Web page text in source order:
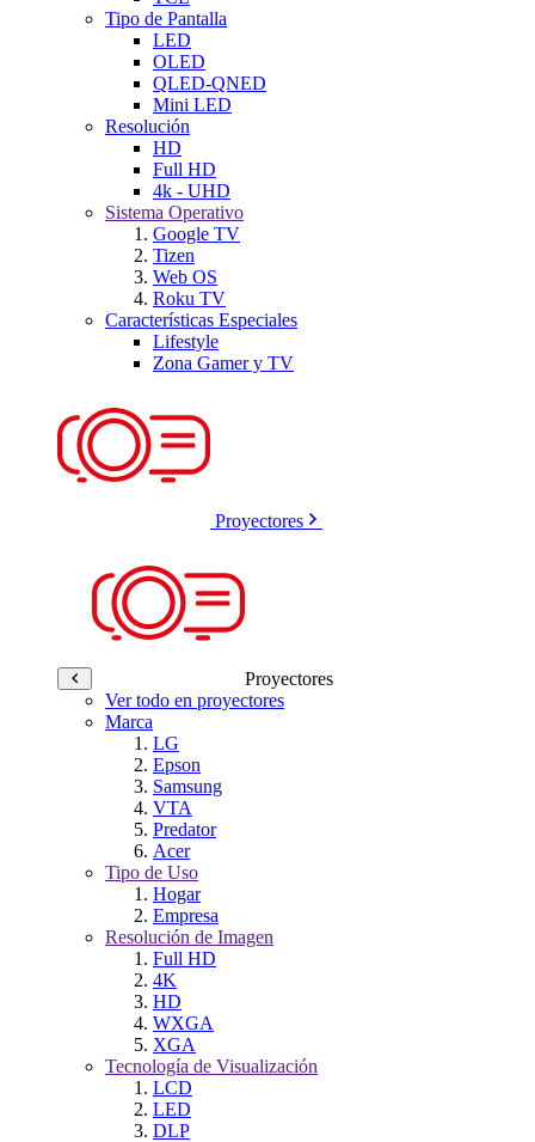
Tipo de Pantalla
LED
OLED
QLED-QNED
Mini LED
Resolución
HD
Full HD
4k - UHD
Sistema Operativo
Google TV
Tizen
Web OS
Roku TV
Características Especiales
Lifestyle
Zona Gamer y TV
Proyectores
Proyectores
Ver todo en proyectores
Marca
LG
Epson
Samsung
VTA
Predator
Acer
Tipo de Uso
Hogar
Empresa
Resolución de Imagen
Full HD
4K
HD
WXGA
XGA
Tecnología de Visualización
LCD
LED
DLP